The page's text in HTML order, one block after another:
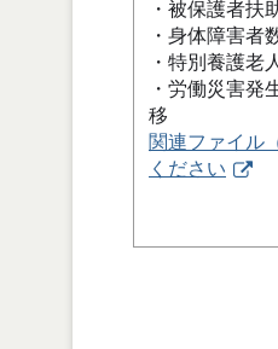
・被保護者扶
・身体障害者
・特別養護老
・労働災害発
移
関連ファイル
ください